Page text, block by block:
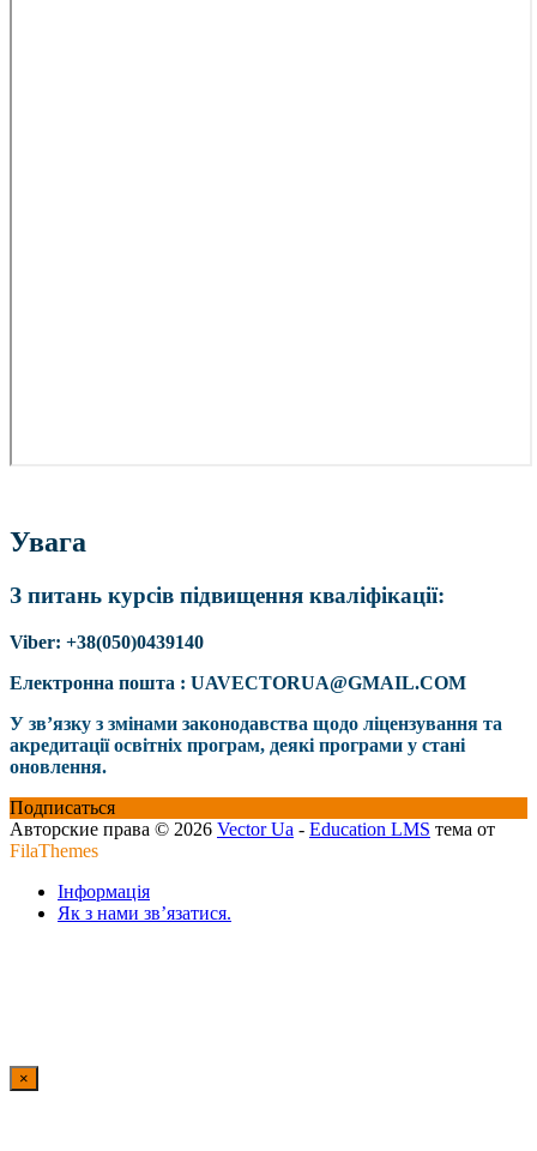
Увага
З питань курсів підвищення кваліфікації:
Viber: +38(050)0439140
Електронна пошта : UAVECTORUA@GMAIL.COM
У зв’язку з змінами законодавства щодо ліцензування та
акредитації освітніх програм, деякі програми у стані
оновлення.
Подписаться
Авторские права © 2026 Vector Ua - Education LMS тема от
FilaThemes
Інформація
Як з нами зв’язатися.
×